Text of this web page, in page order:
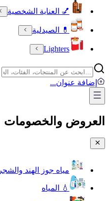
💅 العناية الشخصية
💊 الصيدلية
Lighters
إضافة عنوان...
العروض والخصومات
مياه جوز الهند والشجر
💧 المياه